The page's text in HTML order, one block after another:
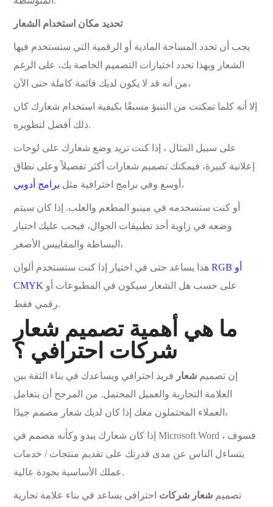
تحديد مكان استخدام الشعار
يجب أن تحدد المساحة المادية أو الرقمية التي ستستخدم فيها
الشعار وبهذا تحدد اختيارات التصميم الخاصة بك، على الرغم
من أنه قد لا يكون لديك قائمة كاملة حتى الآن،
إلا أنه كلما تمكنت من التنبؤ مسبقًا بكيفية استخدام شعارك كان
ذلك أفضل لتطويره.
على سبيل المثال ، إذا كنت تريد وضع شعارك على لوحات
إعلانية كبيرة، فيمكنك تصميم شعارات أكثر تفصيلاً وعلى نطاق
أوسع وفي برامج احترافية مثل برامج أدوبي ،
أو كنت ستسخدمه في مينبو المطعم والعلب. إذا كان سيتم
وضعه في زاوية أحد تطبيقات الجوال، فيجب عليك اختيار
البساطة والمقاييس الأصغر،
هذا يساعد حتى في اختيار إذا كنت ستستخدم ألوانRGB أو
CMYK
رقمي فقط.
ما هي أهمية تصميم شعار
شركات احترافي ؟
إن تصميم شعار فريد احترافي ويساعدك في بناء الثقة بين
العلامة التجارية والعميل المحتمل. من المرجح أن يتعامل
العملاء المحتملون معك إذا كان لديك شعار مصمم جيدًا،
إذا كان شعارك يبدو وكأنه مصمم في Microsoft Word ، فسوف
يتساءل الناس عن مدى قدرتك على تقديم منتجات / خدمات
عملك الأساسية بجودة عالية.
تصميم شعار شركات احترافي يساعد في بناء علامة تجارية